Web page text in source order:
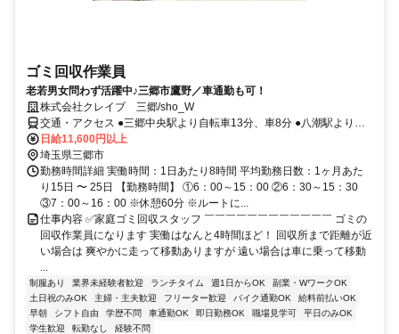
ゴミ回収作業員
老若男女問わず活躍中♪三郷市鷹野／車通勤も可！
株式会社クレイブ 三郷/sho_W
交通・アクセス ●三郷中央駅より自転車13分、車8分 ●八潮駅より自
転車18分 ●松戸駅よりバス27分
日給11,600円以上
埼玉県三郷市
勤務時間詳細 実働時間：1日あたり8時間 平均勤務日数：1ヶ月あた
り15日 〜 25日 【勤務時間】 ①6：00～15：00 ②6：30～15：30
③7：00～16：00 ※休憩60分 ※ルートに...
仕事内容 ✅家庭ゴミ回収スタッフ ￣￣￣￣￣￣￣￣￣￣￣￣ ゴミの
回収作業員になります 実働はなんと4時間ほど！ 回収所まで距離が近
い場合は 爽やかに走って移動ありますが 遠い場合は車に乗って移動
...
制服あり 業界未経験者歓迎 ランチタイム 週1日からOK
副業・WワークOK
土日祝のみOK
主婦・主夫歓迎 フリーター歓迎 バイク通勤OK
給料前払いOK
早朝
シフト自由 学歴不問 車通勤OK 即日勤務OK 職場見学可
平日のみOK
学生歓迎
転勤なし 経験不問